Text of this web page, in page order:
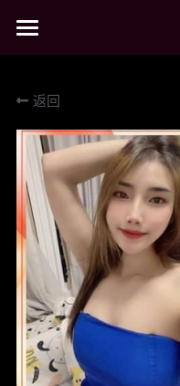
返回所有商品分类